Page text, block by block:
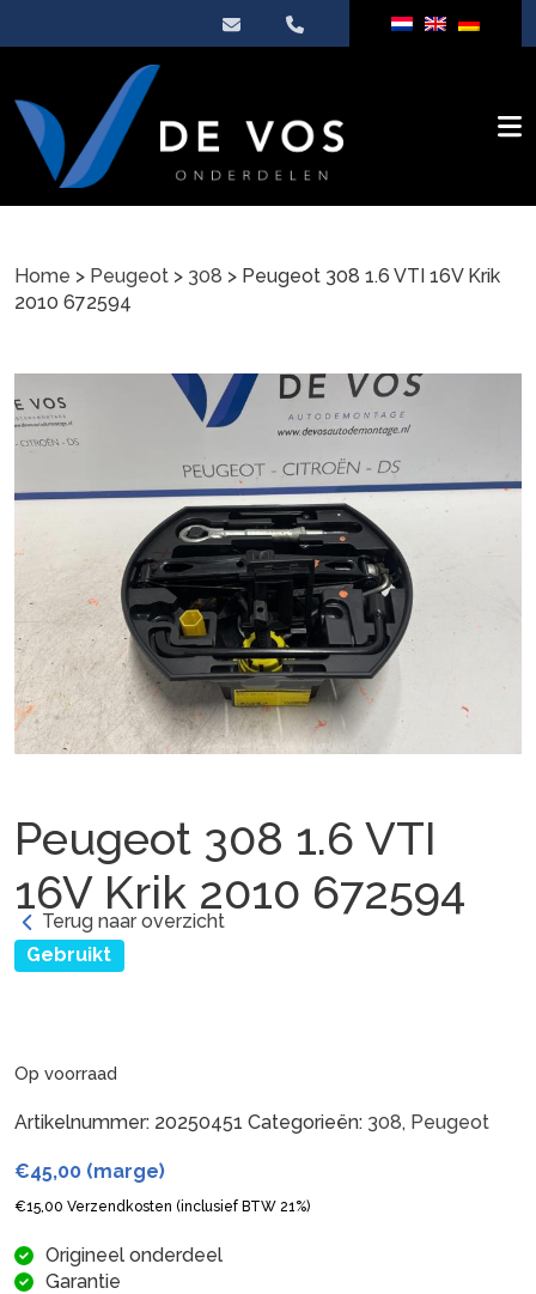
Home > Peugeot > 308 > Peugeot 308 1.6 VTI 16V Krik
2010 672594
Peugeot 308 1.6 VTI
16V Krik 2010 672594
Gebruikt
Terug naar overzicht
Op voorraad
Artikelnummer: 20250451 Categorieën: 308, Peugeot
€45,00 (marge)
€15,00 Verzendkosten (inclusief BTW 21%)
Origineel onderdeel
Garantie